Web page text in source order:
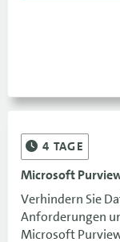
4 TAGE
Microsoft
Verhindern Sie
Anforderungen
Microsoft